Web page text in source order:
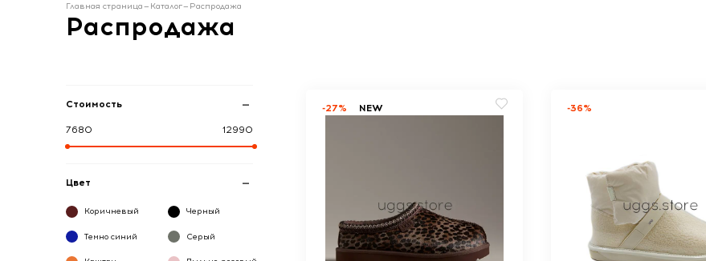
Главная страница— Каталог— Распродажа
Распродажа
Стоимость
7680 12990
Цвет
Коричневый Черный
Темно синий Серый
-27% NEW -36%